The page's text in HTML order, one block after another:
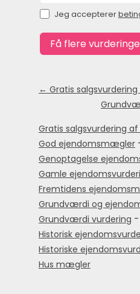
Jeg accepterer
← Gratis salgsvurdering
Gratis salgsvurdering af
God ejendomsmægler
Genoptagelse
Gamle
Fremtidens
Grundværdi og
Grundværdi vurdering -
Historisk
Historiske
Hus mægler